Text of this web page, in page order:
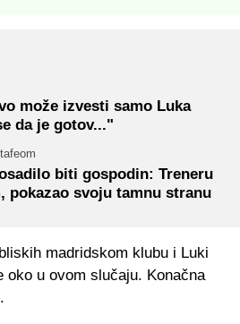
može izvesti samo Luka
da je gotov..."
biti gospodin: Treneru
pokazao svoju tamnu stranu
madridskom klubu i Luki
oko u ovom slučaju. Konačna